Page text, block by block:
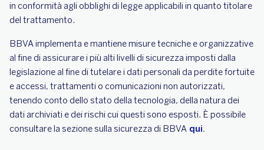
in conformità agli obblighi di legge applicabili in quanto titolare
del trattamento.
BBVA implementa e mantiene misure tecniche e organizzative
al fine di assicurare i più alti livelli di sicurezza imposti dalla
legislazione al fine di tutelare i dati personali da perdite fortuite
e accessi, trattamenti o comunicazioni non autorizzati,
tenendo conto dello stato della tecnologia, della natura dei
dati archiviati e dei rischi cui questi sono esposti. È possibile
consultare la sezione sulla sicurezza di BBVA qui.